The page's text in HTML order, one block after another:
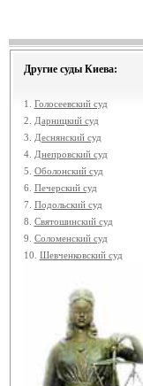
Другие суды Киева:
1. Голосеевский суд
2.
Дарницкий суд
3.
Деснянский суд
4. Днепровский суд
5. Оболонский суд
6. Печерский суд
7. Подольский суд
8. Святошинский суд
9. Соломенский суд
10. Шевченковский суд